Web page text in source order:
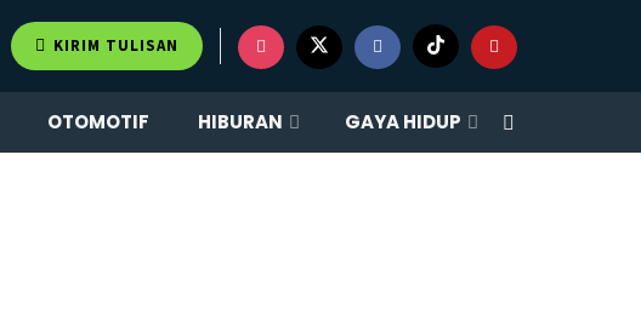
KIRIM TULISAN
OTOMOTIF HIBURAN GAYA HIDUP